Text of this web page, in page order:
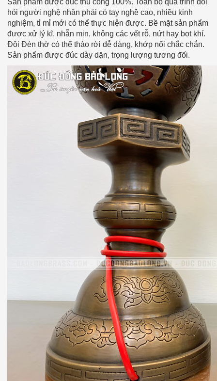
Sản phẩm được đúc thủ công 100%. Toàn bộ quá trình đòi
hỏi người nghệ nhân phải có tay nghề cao, nhiều kinh
nghiệm, tỉ mỉ mới có thể thực hiện được. Bề mặt sản phẩm
được xử lý kĩ, nhẵn mịn, không các vết rỗ, nứt hay bọt khí.
Đôi Đèn thờ có thể tháo rời dễ dàng, khớp nối chắc chắn.
Sản phẩm được đúc dày dặn, trọng lượng tương đối.